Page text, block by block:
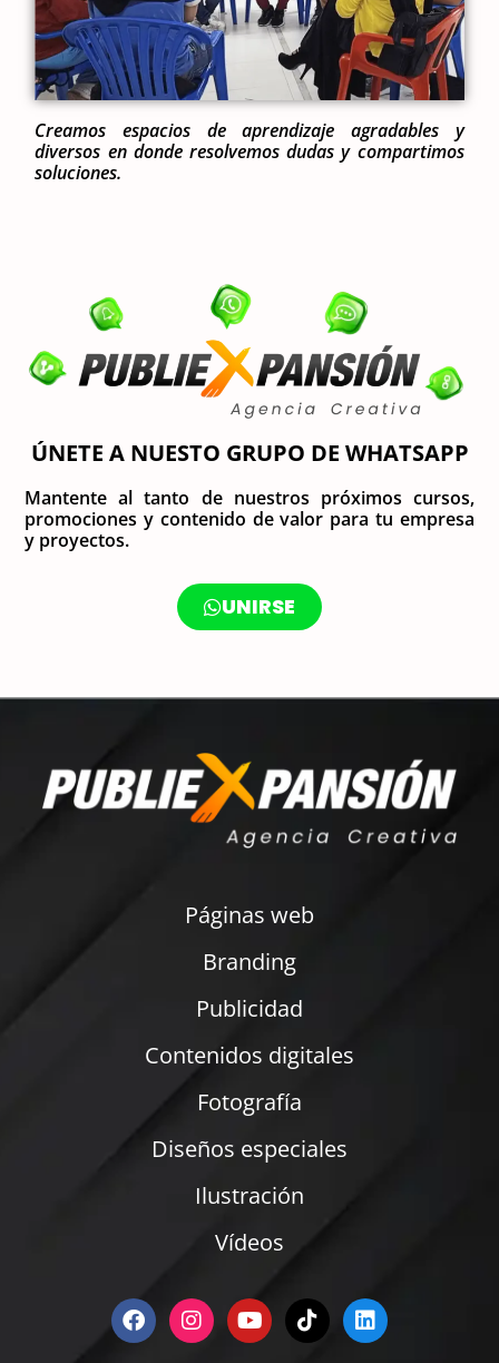
Creamos espacios de aprendizaje agradables y
diversos en donde resolvemos dudas y compartimos
soluciones.
ÚNETE A NUESTO GRUPO DE WHATSAPP
Mantente al tanto de nuestros próximos cursos,
promociones y contenido de valor para tu empresa
y proyectos.
UNIRSE
Páginas web
Branding
Publicidad
Contenidos digitales
Fotografía
Diseños especiales
Ilustración
Vídeos